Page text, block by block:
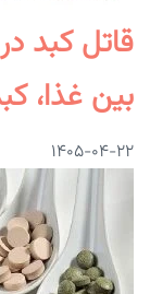
قاتل کبد
بین غذا،
۱۴۰۵-۰۴-۲۲